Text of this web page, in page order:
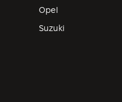
Opel
Suzuki